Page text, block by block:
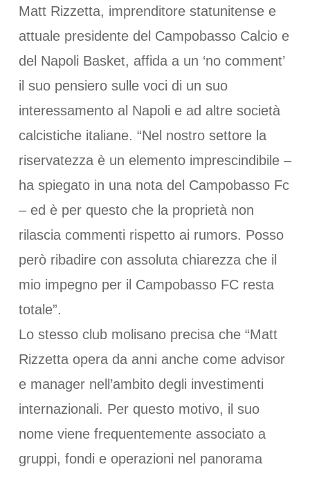
Matt Rizzetta, imprenditore statunitense e
attuale presidente del Campobasso Calcio e
del Napoli Basket, affida a un ‘no comment’
il suo pensiero sulle voci di un suo
interessamento al Napoli e ad altre società
calcistiche italiane. “Nel nostro settore la
riservatezza è un elemento imprescindibile –
ha spiegato in una nota del Campobasso Fc
– ed è per questo che la proprietà non
rilascia commenti rispetto ai rumors. Posso
però ribadire con assoluta chiarezza che il
mio impegno per il Campobasso FC resta
totale”.
Lo stesso club molisano precisa che “Matt
Rizzetta opera da anni anche come advisor
e manager nell’ambito degli investimenti
internazionali. Per questo motivo, il suo
nome viene frequentemente associato a
gruppi, fondi e operazioni nel panorama